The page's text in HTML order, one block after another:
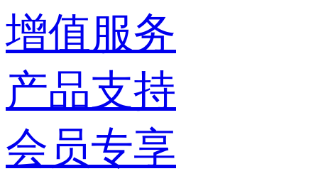
增值服务
产品支持
会员专享